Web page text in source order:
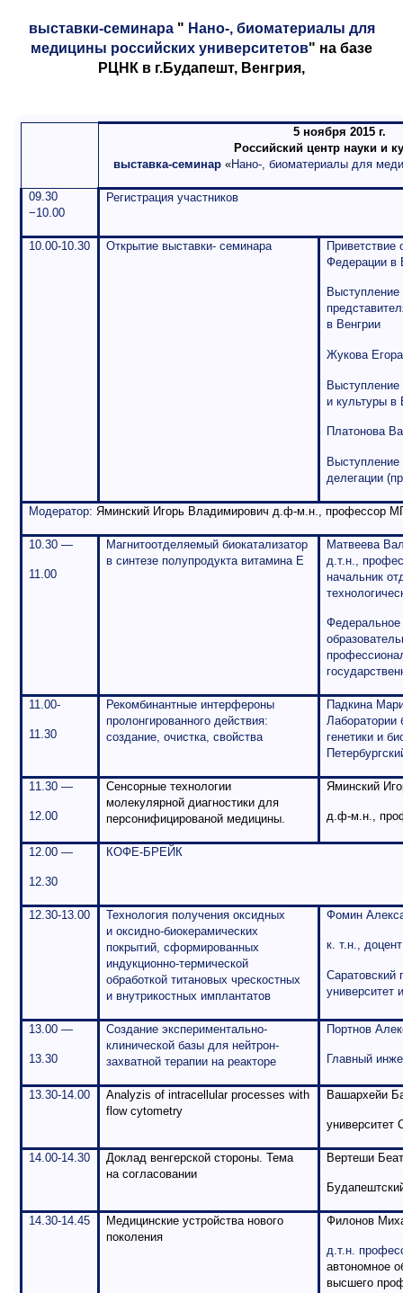
выставки-семинара " Нано-, биоматериалы для
медицины российских университетов" на базе
РЦНК в г.Будапешт, Венгрия,
5 ноября 2015 г.
Российский центр науки и
выставка-семинар «Нано-, биоматериалы для
09.30
−10.00
Регистрация участников
10.00-10.30 Открытие выставки- семинара
Приветствие
Федерации в
Выступление
в Венгрии
Жукова
Выступление
и культуры в
Платонова
Выступление
делегации
Модератор: Яминский Игорь Владимирович д.ф-м.н., профессор
10.30 —
11.00
Магнитоотделяемый биокатализатор
в синтезе полупродукта витамина Е
Матвеева
д.т.н.,
начальник
Федеральное
1 1 .00-
11.30
Рекомбинантные интерфероны
пролонгированного действия:
создание, очистка, свойства
Падкина
Лаборатории
генетики и
11.30 —
12.00
Сенсорные технологии
молекулярной диагностики для
персонифицированой медицины.
Яминский
д.ф-м.н.,
12.00 —
12.30
КОФЕ-БРЕЙК
12.30-13.00
Технология получения оксидных
и оксидно-биокерамических
покрытий, сформированных
индукционно-термической
обработкой титановых чрескостных
и внутрикостных имплантатов
Фомин
к. т.н., доцент
Саратовский
университет
13.00 —
13.30
Создание экспериментально-
клинической базы для нейтрон-
захватной терапии на реакторе
Портнов
Главный
13.30-14.00
Analyzis of intracellular processes with
flow cytometry
Вашархейи
университет
14.00-14.30
Доклад венгерской стороны. Тема
на согласовании
Вертеши
14.30-14.45
Медицинские устройства нового
поколения
Филонов
д.т.н.
автономное
высшего